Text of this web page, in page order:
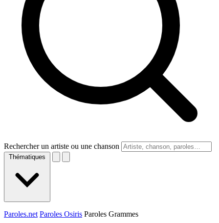
Rechercher un artiste ou une chanson
Thématiques
Paroles.net Paroles Osiris Paroles Grammes